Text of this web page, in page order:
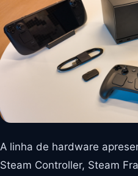
A linha de hardware
Steam Controller, Steam